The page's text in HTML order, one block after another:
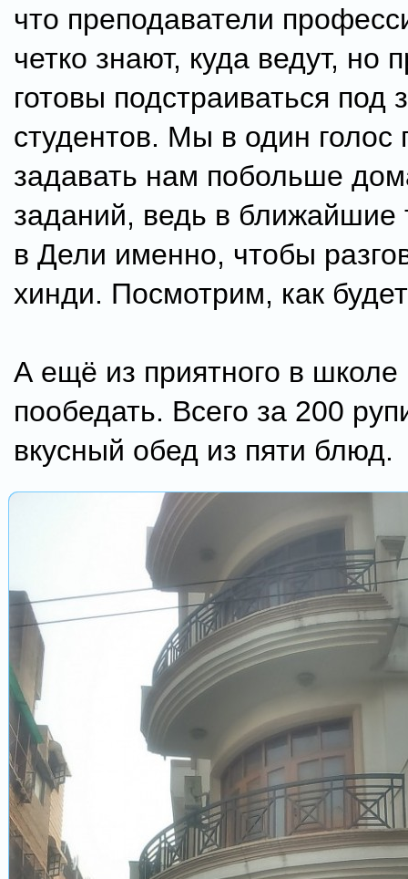
что преподаватели
четко знают, куда ведут, но
готовы подстраиваться под
студентов. Мы в один голос
задавать нам побольше
заданий, ведь в ближайшие
в Дели именно, чтобы
хинди. Посмотрим, как
А ещё из приятного в
пообедать. Всего за 200
вкусный обед из пяти блюд.